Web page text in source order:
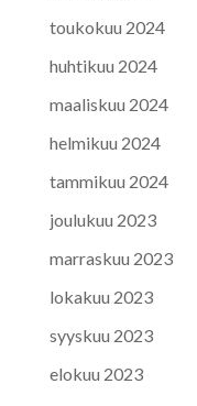
toukokuu 2024
huhtikuu 2024
maaliskuu 2024
helmikuu 2024
tammikuu 2024
joulukuu 2023
marraskuu 2023
lokakuu 2023
syyskuu 2023
elokuu 2023